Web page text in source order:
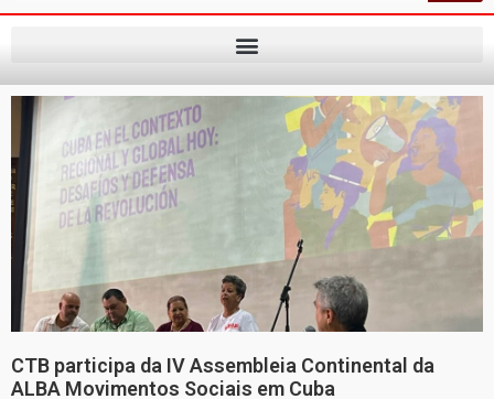
CTB participa da IV Assembleia Continental da
ALBA Movimentos Sociais em Cuba